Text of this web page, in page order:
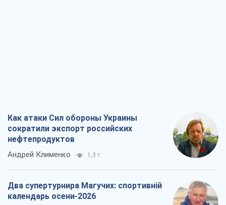
Как атаки Сил обороны Украины
сократили экспорт российских
нефтепродуктов
Андрей Клименко 1,3 т.
Два супертурнира Магучих: спортивній
календарь осени-2026